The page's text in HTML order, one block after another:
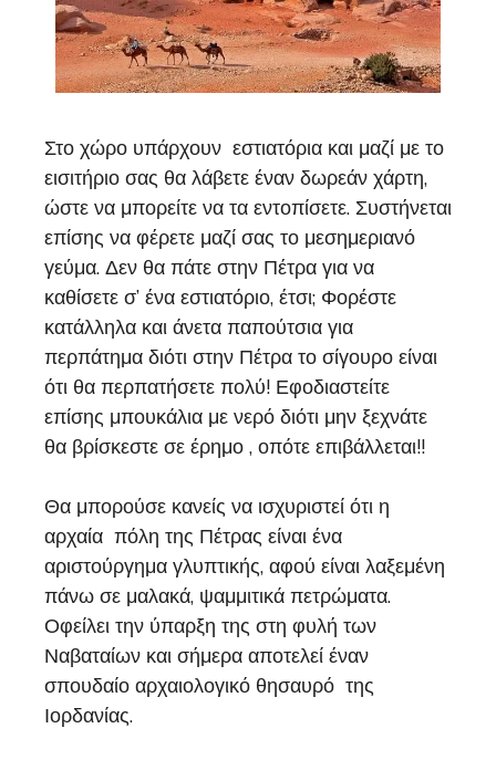
Στο χώρο υπάρχουν εστιατόρια και μαζί με το
εισιτήριο σας θα λάβετε έναν δωρεάν χάρτη,
ώστε να μπορείτε να τα εντοπίσετε. Συστήνεται
επίσης να φέρετε μαζί σας το μεσημεριανό
γεύμα. Δεν θα πάτε στην Πέτρα για να
καθίσετε σ’ ένα εστιατόριο, έτσι; Φορέστε
κατάλληλα και άνετα παπούτσια για
περπάτημα διότι στην Πέτρα το σίγουρο είναι
ότι θα περπατήσετε πολύ! Εφοδιαστείτε
επίσης μπουκάλια με νερό διότι μην ξεχνάτε
θα βρίσκεστε σε έρημο , οπότε επιβάλλεται!!
Θα μπορούσε κανείς να ισχυριστεί ότι η
αρχαία πόλη της Πέτρας είναι ένα
αριστούργημα γλυπτικής, αφού είναι λαξεμένη
πάνω σε μαλακά, ψαμμιτικά πετρώματα.
Οφείλει την ύπαρξη της στη φυλή των
Ναβαταίων και σήμερα αποτελεί έναν
σπουδαίο αρχαιολογικό θησαυρό της
Ιορδανίας.